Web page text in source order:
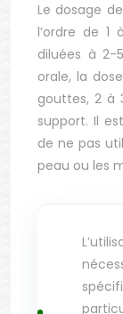
Le dosage
l’ordre de 1
diluées à 2-
orale, la
gouttes, 2 à
support. Il
de ne pas
peau ou les